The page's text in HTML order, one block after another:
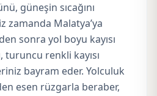
güneşin sıcağını
zamanda Malatya’ya
sonra yol boyu kayısı
turuncu renkli kayısı
bayram eder. Yolculuk
esen rüzgarla beraber,